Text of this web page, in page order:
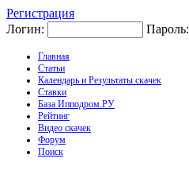
Регистрация
Логин:
Пароль:
Главная
Статьи
Календарь и Результаты скачек
Ставки
База Ипподром.РУ
Рейтинг
Видео скачек
Форум
Поиск